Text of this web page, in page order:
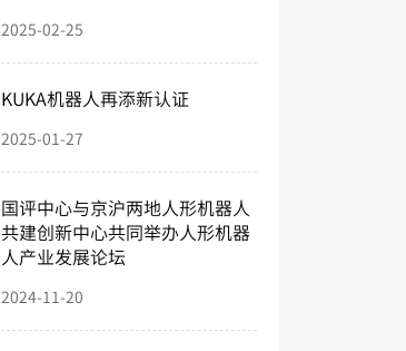
2025-02-25
KUKA机器人再添新认证
2025-01-27
国评中心与京沪两地人形机器人
共建创新中心共同举办人形机器
人产业发展论坛
2024-11-20